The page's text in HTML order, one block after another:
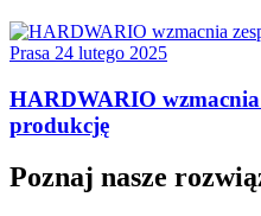
Prasa 24 lutego 2025
HARDWARIO wzmacnia
produkcję
Poznaj nasze